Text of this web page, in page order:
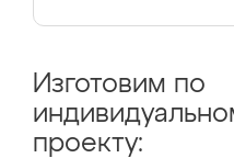
Изготовим по
проекту: